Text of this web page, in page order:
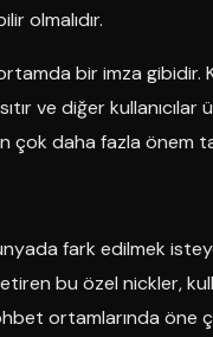
olmalıdır.
bir imza gibidir.
ve diğer kullanıcılar
çok daha fazla önem
fark edilmek
bu özel nickler,
ortamlarında öne